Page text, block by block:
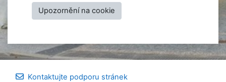
Upozornění na cookie
Kontaktujte podporu stránek